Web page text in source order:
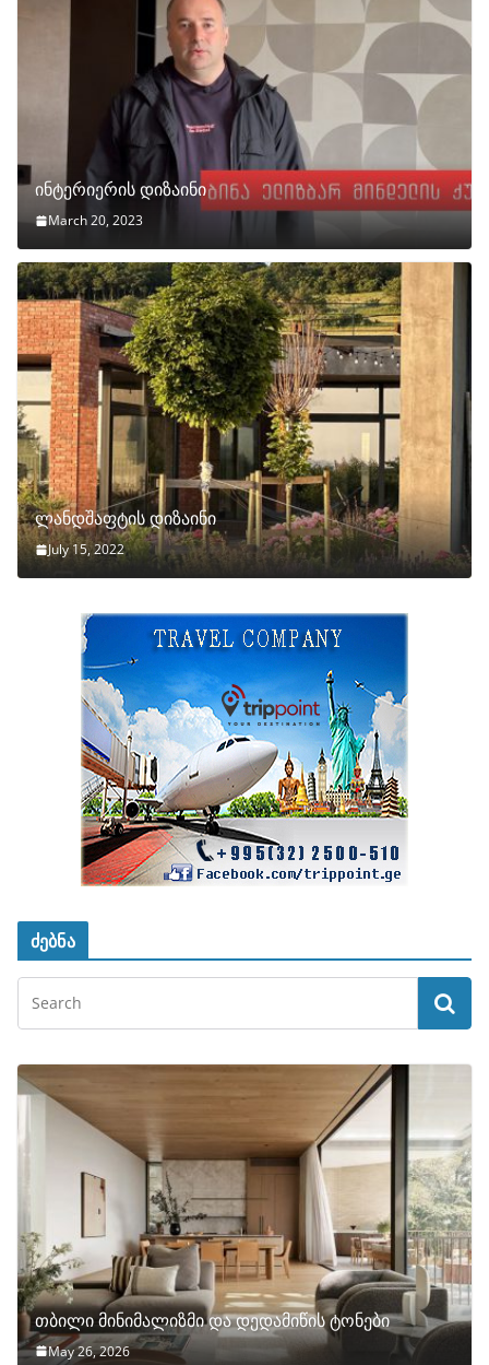
ინტერიერის დიზაინი
March 20, 2023
ლანდშაფტის დიზაინი
July 15, 2022
ძებნა
თბილი მინიმალიზმი და დედამიწის ტონები
May 26, 2026